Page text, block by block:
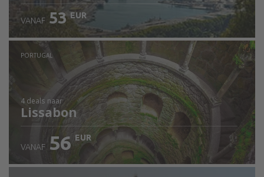
VANAF 53 EUR
PORTUGAL
4 deals naar
Lissabon
VANAF 56 EUR